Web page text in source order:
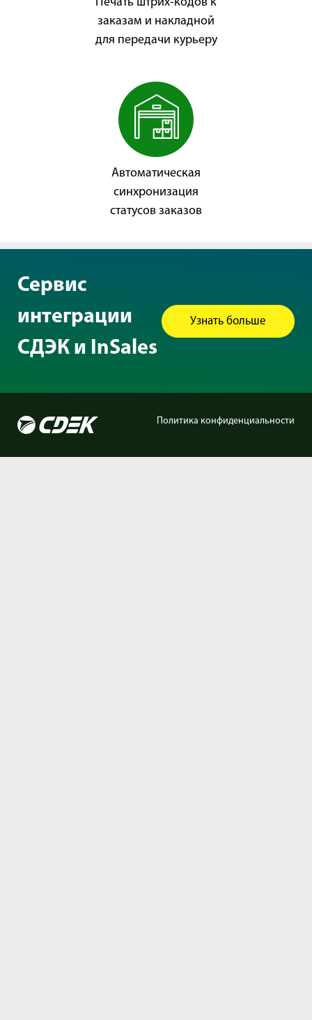
заказам и накладной
для передачи курьеру
Автоматическая
синхронизация
статусов заказов
Сервис
интеграции
СДЭК и InSales
Узнать больше
Политика конфиденциальности